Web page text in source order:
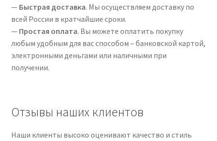
— Быстрая доставка. Мы осуществляем доставку по
всей России в кратчайшие сроки.
— Простая оплата. Вы можете оплатить покупку
любым удобным для вас способом – банковской картой,
электронными деньгами или наличными при
получении.
Отзывы наших клиентов
Наши клиенты высоко оценивают качество и стиль